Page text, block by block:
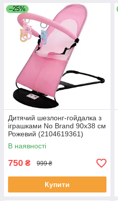
–25%
Дитячий шезлонг-гойдалка з
іграшками No Brand 90x38 см
Рожевий (2104619361)
В наявності
750 ₴ 999 ₴
Купити